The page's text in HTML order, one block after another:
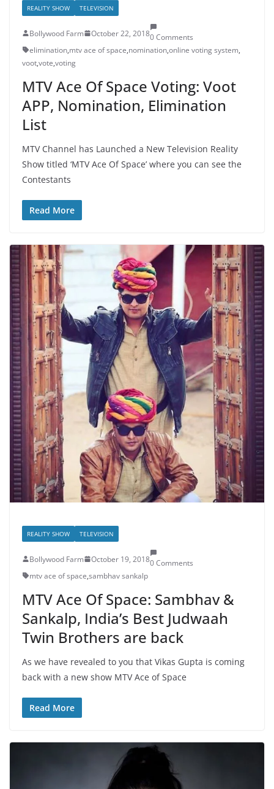
REALITY SHOW TELEVISION
Bollywood Farm October 22, 20180 Comments
elimination,mtv ace of space,nomination,online voting system,
voot,vote,voting
MTV Ace Of Space Voting: Voot
APP, Nomination, Elimination
List
MTV Channel has Launched a New Television Reality
Show titled ‘MTV Ace Of Space’ where you can see the
Contestants
Read More
REALITY SHOW TELEVISION
Bollywood Farm October 19, 20180 Comments
mtv ace of space,sambhav sankalp
MTV Ace Of Space: Sambhav &
Sankalp, India’s Best Judwaah
Twin Brothers are back
As we have revealed to you that Vikas Gupta is coming
back with a new show MTV Ace of Space
Read More